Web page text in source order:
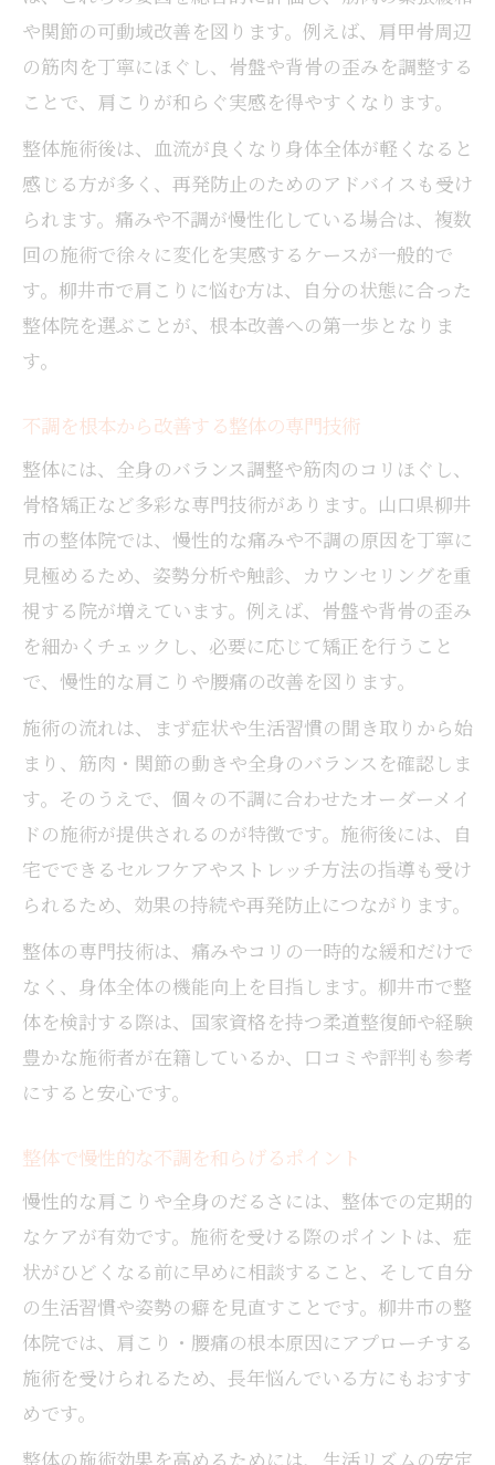
や関節の可動域改善を図ります。例えば、肩甲骨周辺
の筋肉を丁寧にほぐし、骨盤や背骨の歪みを調整する
ことで、肩こりが和らぐ実感を得やすくなります。
整体施術後は、血流が良くなり身体全体が軽くなると
感じる方が多く、再発防止のためのアドバイスも受け
られます。痛みや不調が慢性化している場合は、複数
回の施術で徐々に変化を実感するケースが一般的で
す。柳井市で肩こりに悩む方は、自分の状態に合った
整体院を選ぶことが、根本改善への第一歩となりま
す。
不調を根本から改善する整体の専門技術
整体には、全身のバランス調整や筋肉のコリほぐし、
骨格矯正など多彩な専門技術があります。山口県柳井
市の整体院では、慢性的な痛みや不調の原因を丁寧に
見極めるため、姿勢分析や触診、カウンセリングを重
視する院が増えています。例えば、骨盤や背骨の歪み
を細かくチェックし、必要に応じて矯正を行うこと
で、慢性的な肩こりや腰痛の改善を図ります。
施術の流れは、まず症状や生活習慣の聞き取りから始
まり、筋肉・関節の動きや全身のバランスを確認しま
す。そのうえで、個々の不調に合わせたオーダーメイ
ドの施術が提供されるのが特徴です。施術後には、自
宅でできるセルフケアやストレッチ方法の指導も受け
られるため、効果の持続や再発防止につながります。
整体の専門技術は、痛みやコリの一時的な緩和だけで
なく、身体全体の機能向上を目指します。柳井市で整
体を検討する際は、国家資格を持つ柔道整復師や経験
豊かな施術者が在籍しているか、口コミや評判も参考
にすると安心です。
整体で慢性的な不調を和らげるポイント
慢性的な肩こりや全身のだるさには、整体での定期的
なケアが有効です。施術を受ける際のポイントは、症
状がひどくなる前に早めに相談すること、そして自分
の生活習慣や姿勢の癖を見直すことです。柳井市の整
体院では、肩こり・腰痛の根本原因にアプローチする
施術を受けられるため、長年悩んでいる方にもおすす
めです。
整体の施術効果を高めるためには、生活リズムの安定